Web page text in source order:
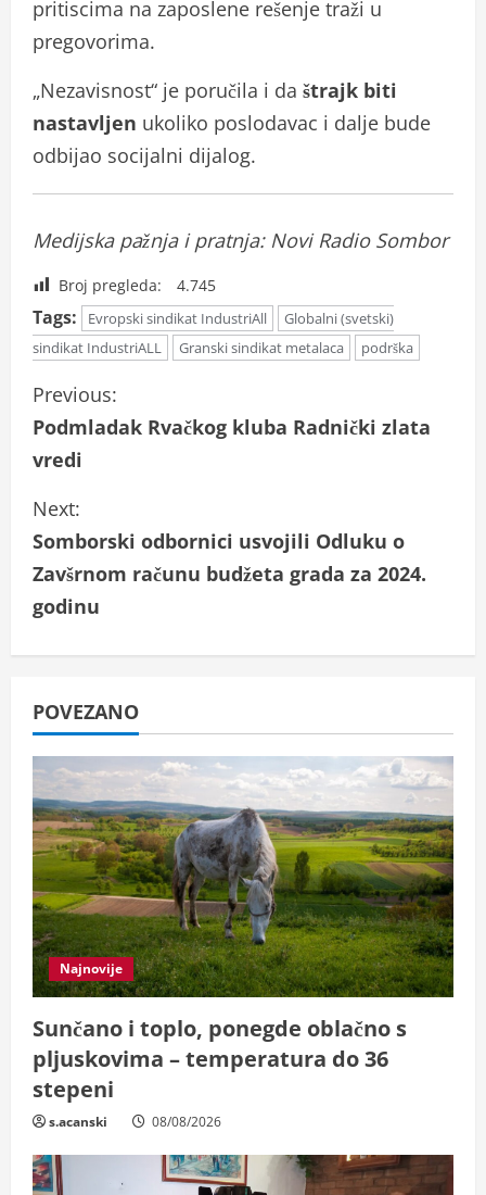
pritiscima na zaposlene rešenje traži u
pregovorima.
„Nezavisnost“ je poručila i da štrajk biti
nastavljen ukoliko poslodavac i dalje bude
odbijao socijalni dijalog.
Medijska pažnja i pratnja: Novi Radio Sombor
Broj pregleda: 4.745
Tags: Evropski sindikat IndustriAll
Globalni (svetski)
sindikat IndustriALL
Granski sindikat metalaca podrška
C
o
n
t
i
n
e
R
e
a
d
i
n
g
Previous:
Podmladak Rvačkog kluba Radnički zlata
vredi
Next:
Somborski odbornici usvojili Odluku o
Zavšrnom računu budžeta grada za 2024.
godinu
POVEZANO
Najnovije
Sunčano i toplo, ponegde oblačno s
pljuskovima – temperatura do 36
stepeni
s.acanski 08/08/2026